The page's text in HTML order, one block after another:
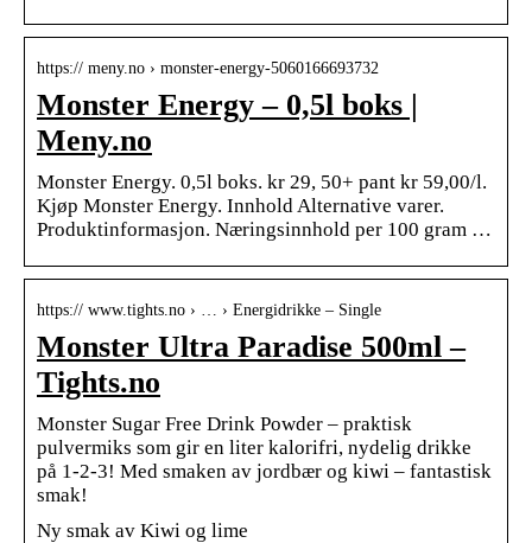
https:// meny.no › monster-energy-5060166693732
Monster Energy – 0,5l boks |
Meny.no
Monster Energy. 0,5l boks. kr 29, 50+ pant kr 59,00/l.
Kjøp Monster Energy. Innhold Alternative varer.
Produktinformasjon. Næringsinnhold per 100 gram …
https:// www.tights.no › … › Energidrikke – Single
Monster Ultra Paradise 500ml –
Tights.no
Monster Sugar Free Drink Powder – praktisk
pulvermiks som gir en liter kalorifri, nydelig drikke
på 1-2-3! Med smaken av jordbær og kiwi – fantastisk
smak!
Ny smak av Kiwi og lime